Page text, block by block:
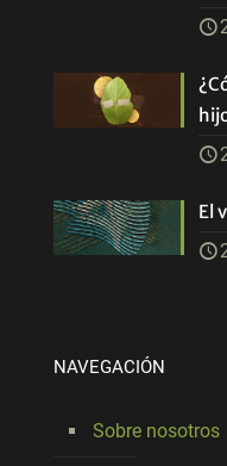
El
NAVEGACIÓN
Sobre nosotros